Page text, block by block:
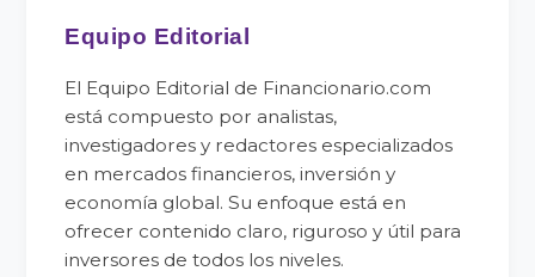
Equipo Editorial
El Equipo Editorial de Financionario.com
está compuesto por analistas,
investigadores y redactores especializados
en mercados financieros, inversión y
economía global. Su enfoque está en
ofrecer contenido claro, riguroso y útil para
inversores de todos los niveles.